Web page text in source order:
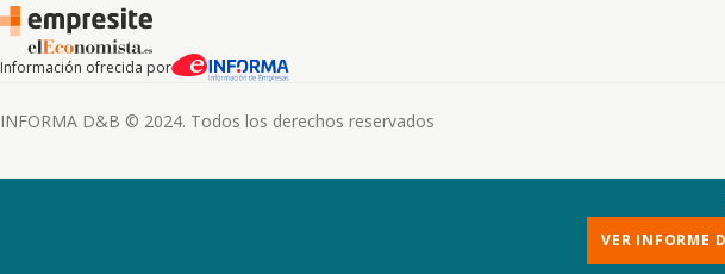
Información ofrecida por
INFORMA D&B © 2024. Todos los derechos reservados
VER INFORME